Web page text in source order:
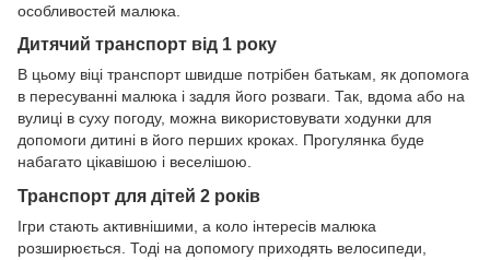
особливостей малюка.
Дитячий транспорт від 1 року
В цьому віці транспорт швидше потрібен батькам, як допомога
в пересуванні малюка і задля його розваги. Так, вдома або на
вулиці в суху погоду, можна використовувати ходунки для
допомоги дитині в його перших кроках. Прогулянка буде
набагато цікавішою і веселішою.
Транспорт для дітей 2 років
Ігри стають активнішими, а коло інтересів малюка
розширюється. Тоді на допомогу приходять велосипеди,